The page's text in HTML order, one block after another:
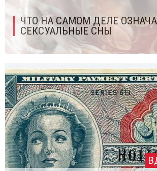
ЧТО НА САМОМ ДЕЛЕ
СЕКСУАЛЬНЫЕ СНЫ